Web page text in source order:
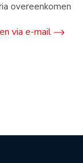
overeenkomen
via e-mail